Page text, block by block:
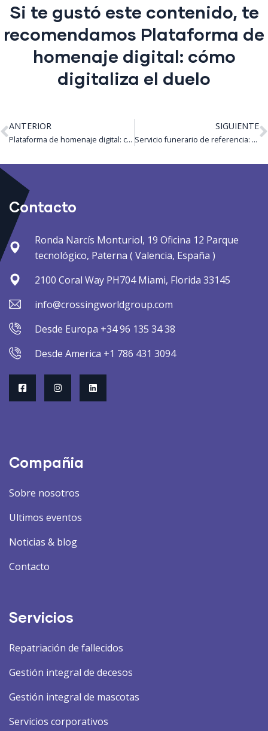
Si te gustó este contenido, te
recomendamos Plataforma de
homenaje digital: cómo
digitaliza el duelo
ANTERIOR
Plataforma de homenaje digital: cómo digitaliza el duelo
SIGUIENTE
Servicio funerario de referencia: claves 2025 del Observatorio Funerario
Contacto
Ronda Narcís Monturiol, 19 Oficina 12 Parque
tecnológico, Paterna ( Valencia, España )
2100 Coral Way PH704 Miami, Florida 33145
info@crossingworldgroup.com
Desde Europa +34 96 135 34 38
Desde America +1 786 431 3094
Compañia
Sobre nosotros
Ultimos eventos
Noticias & blog
Contacto
Servicios
Repatriación de fallecidos
Gestión integral de decesos
Gestión integral de mascotas
Servicios corporativos